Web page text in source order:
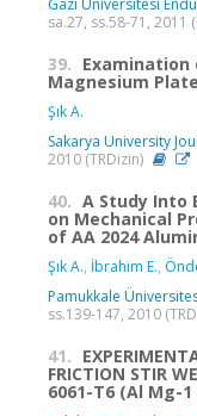
Gazi Üniversitesi
sa.27, ss.58-71, 2011
39.
Magnesium
Şık A.
Sakarya University
2010 (TRDizin)
40. A Study Into
on Mechanical
of AA 2024
Şık A., İbrahim E.,
Pamukkale
ss.139-147, 2010
41.
FRICTION STIR
6061-T6 (Al Mg-1